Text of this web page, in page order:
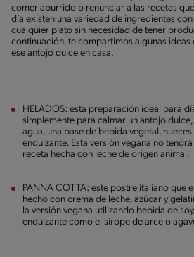
comer aburrido o renunciar a las recetas
día existen una variedad de ingredientes
cualquier plato sin necesidad de tener
continuación, te compartimos algunas
ese antojo dulce en casa.
HELADOS: esta preparación ideal para
simplemente para calmar un antojo
agua, una base de bebida vegetal,
endulzante. Esta versión vegana no
receta hecha con leche de origen animal.
PANNA COTTA: este postre italiano que
hecho con crema de leche, azúcar y
la versión vegana utilizando bebida de
endulzante como el sirope de arce o